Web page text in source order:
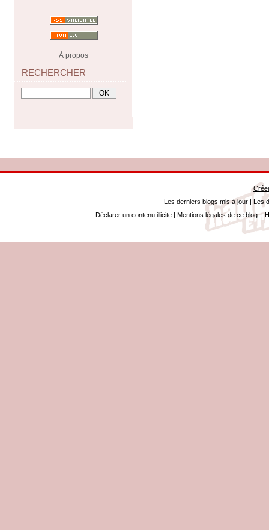
À propos
RECHERCHER
Les derniers blogs mis à jour |Les
Déclarer un contenu illicite |Mentions légales de ce blog|